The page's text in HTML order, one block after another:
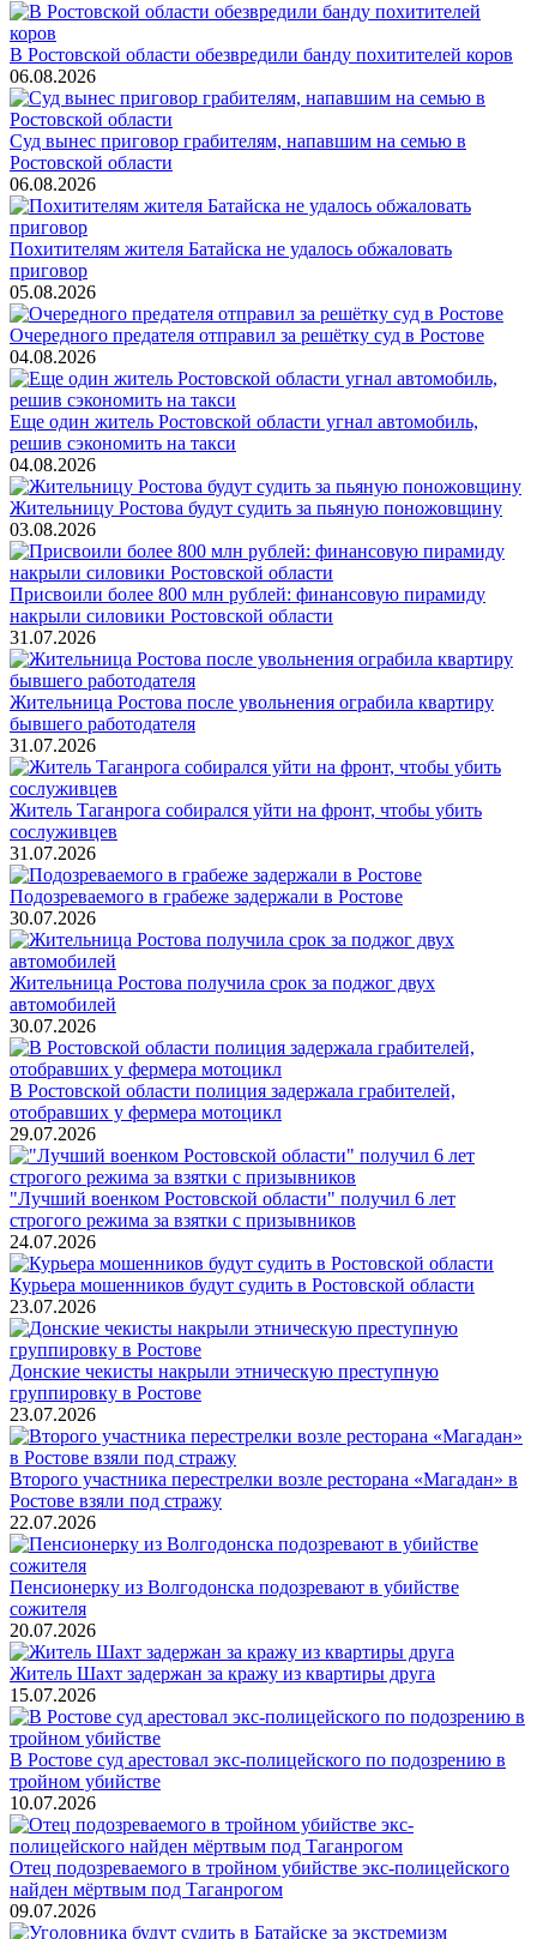
В Ростовской области обезвредили банду похитителей коров
06.08.2026
Суд вынес приговор грабителям, напавшим на семью в
Ростовской области
06.08.2026
Похитителям жителя Батайска не удалось обжаловать
приговор
05.08.2026
Очередного предателя отправил за решётку суд в Ростове
04.08.2026
Еще один житель Ростовской области угнал автомобиль,
решив сэкономить на такси
04.08.2026
Жительницу Ростова будут судить за пьяную поножовщину
03.08.2026
Присвоили более 800 млн рублей: финансовую пирамиду
накрыли силовики Ростовской области
31.07.2026
Жительница Ростова после увольнения ограбила квартиру
бывшего работодателя
31.07.2026
Житель Таганрога собирался уйти на фронт, чтобы убить
сослуживцев
31.07.2026
Подозреваемого в грабеже задержали в Ростове
30.07.2026
Жительница Ростова получила срок за поджог двух
автомобилей
30.07.2026
В Ростовской области полиция задержала грабителей,
отобравших у фермера мотоцикл
29.07.2026
"Лучший военком Ростовской области" получил 6 лет
строгого режима за взятки с призывников
24.07.2026
Курьера мошенников будут судить в Ростовской области
23.07.2026
Донские чекисты накрыли этническую преступную
группировку в Ростове
23.07.2026
Второго участника перестрелки возле ресторана «Магадан» в
Ростове взяли под стражу
22.07.2026
Пенсионерку из Волгодонска подозревают в убийстве
сожителя
20.07.2026
Житель Шахт задержан за кражу из квартиры друга
15.07.2026
В Ростове суд арестовал экс-полицейского по подозрению в
тройном убийстве
10.07.2026
Отец подозреваемого в тройном убийстве экс-полицейского
найден мёртвым под Таганрогом
09.07.2026